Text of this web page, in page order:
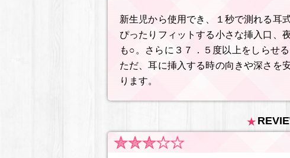
新生児から使用でき、１秒で測れる耳
ぴったりフィットする小さな挿入口、
も○。さらに３７．５度以上をしらせ
ただ、耳に挿入する時の向きや深さを
ります。